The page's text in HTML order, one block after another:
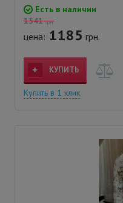
Есть в наличии
1541грн.
цена: 1185 грн.
КУПИТЬ
Купить в 1 клик